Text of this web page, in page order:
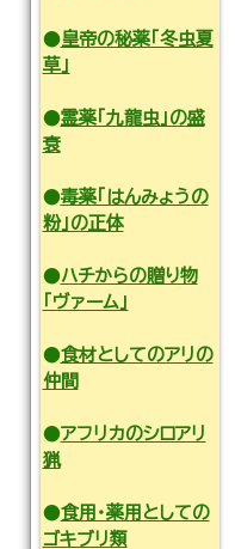
●皇帝の秘薬「冬虫夏
草」
●霊薬「九龍虫」の盛
衰
●毒薬「はんみょうの
粉」の正体
●ハチからの贈り物
「ヴァーム」
●食材としてのアリの
仲間
●アフリカのシロアリ
猟
●食用・薬用としての
ゴキブリ類